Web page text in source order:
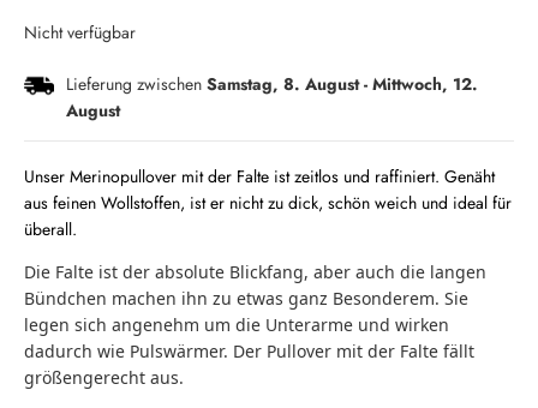
Nicht verfügbar
Lieferung zwischen Samstag, 8. August- Mittwoch, 12.
August
Unser Merinopullover mit der Falte ist zeitlos und raffiniert. Genäht
aus feinen Wollstoffen, ist er nicht zu dick, schön weich und ideal für
überall.
Die Falte ist der absolute Blickfang, aber auch die langen
Bündchen machen ihn zu etwas ganz Besonderem. Sie
legen sich angenehm um die Unterarme und wirken
dadurch wie Pulswärmer. Der Pullover mit der Falte fällt
größengerecht aus.